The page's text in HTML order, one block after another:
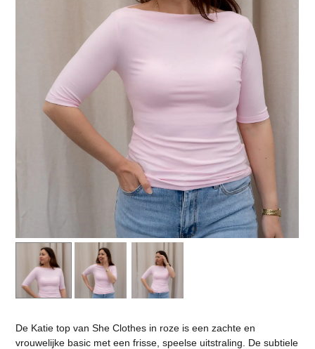
De Katie top van She Clothes in roze is een zachte en
vrouwelijke basic met een frisse, speelse uitstraling. De subtiele